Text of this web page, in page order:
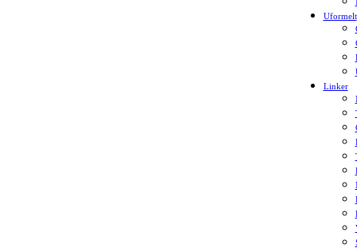
Uformelt
Linker